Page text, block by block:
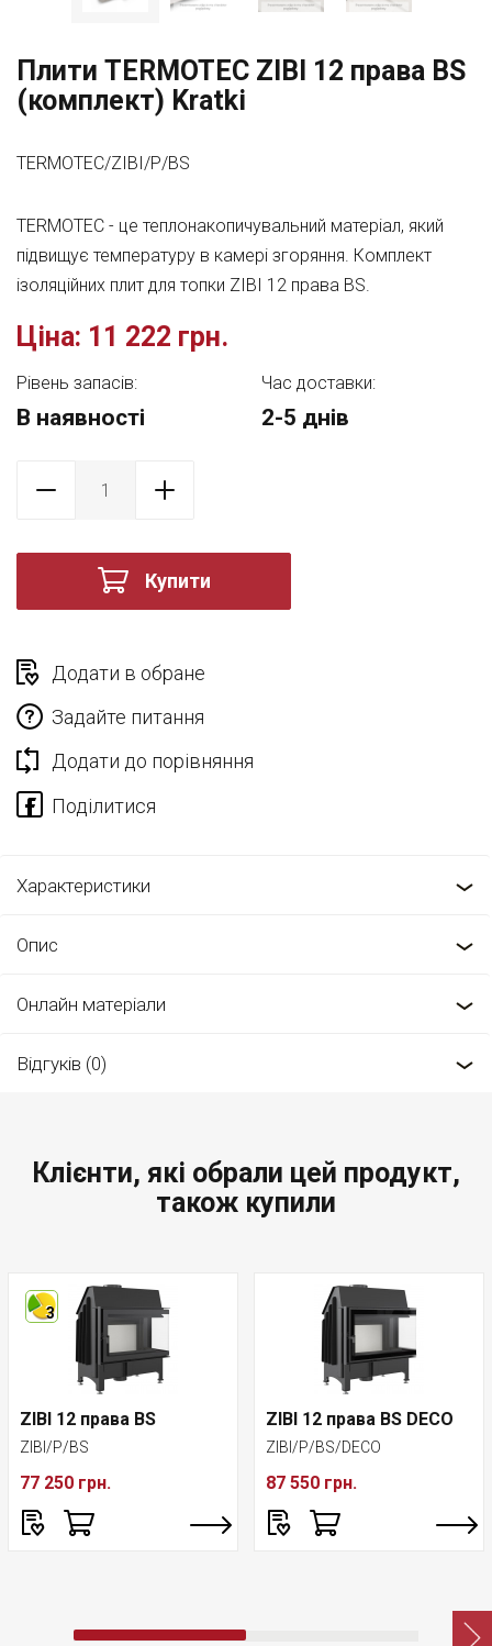
Плити TERMOTEC ZIBI 12 права BS
(комплект) Kratki
TERMOTEC/ZIBI/P/BS
TERMOTEC - це теплонакопичувальний матеріал, який
підвищує температуру в камері згоряння. Комплект
ізоляційних плит для топки ZIBI 12 права BS.
Ціна: 11 222 грн.
Рівень запасів:
В наявності
Час доставки:
2-5 днів
Купити
Додати в обране
Задайте питання
Додати до порівняння
Характеристики
Опис
Онлайн матеріали
Відгуків (0)
Клієнти, які обрали цей продукт,
також купили
3
ZIBI 12 права BS
ZIBI/P/BS
77 250 грн.
ZIBI 12 права BS DECO
ZIBI/P/BS/DECO
87 550 грн.